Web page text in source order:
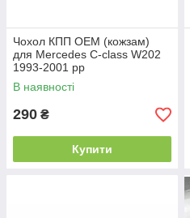
Чохол КПП ОЕМ (кожзам)
для Mercedes C-class W202
1993-2001 рр
В наявності
290 ₴
Купити